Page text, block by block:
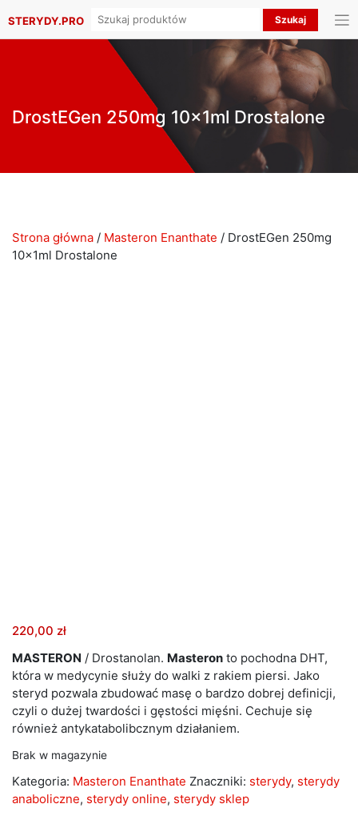
STERYDY.PRO
Search
DrostEGen 250mg 10x1ml Drostalone
Strona główna / Masteron Enanthate / DrostEGen 250mg
10x1ml Drostalone
220,00 zł
MASTERON / Drostanolan. Masteron to pochodna DHT,
która w medycynie służy do walki z rakiem piersi. Jako
steryd pozwala zbudować masę o bardzo dobrej definicji,
czyli o dużej twardości i gęstości mięśni. Cechuje się
również antykatabolibcznym działaniem.
Brak w magazynie
Kategoria: Masteron Enanthate Znaczniki: sterydy, sterydy
anaboliczne, sterydy online, sterydy sklep